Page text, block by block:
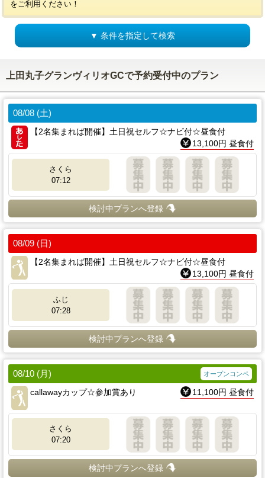
をご利用ください！
▼ 条件を指定して検索
上田丸子グランヴィリオGCで予約受付中のプラン
08/08 (土)
【2名集まれば開催】土日祝セルフ☆ナビ付☆昼食付
13,100円 昼食付
さくら
07:12
検討中プランへ登録
08/09 (日)
【2名集まれば開催】土日祝セルフ☆ナビ付☆昼食付
13,100円 昼食付
ふじ
07:28
検討中プランへ登録
08/10 (月) オープンコンペ
callawayカップ☆参加賞あり 11,100円 昼食付
さくら
07:20
検討中プランへ登録